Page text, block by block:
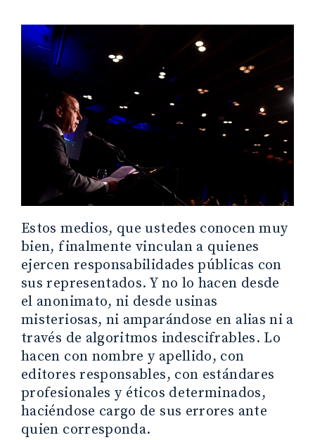
Estos medios, que ustedes conocen muy
bien, finalmente vinculan a quienes
ejercen responsabilidades públicas con
sus representados. Y no lo hacen desde
el anonimato, ni desde usinas
misteriosas, ni amparándose en alias ni a
través de algoritmos indescifrables. Lo
hacen con nombre y apellido, con
editores responsables, con estándares
profesionales y éticos determinados,
haciéndose cargo de sus errores ante
quien corresponda.